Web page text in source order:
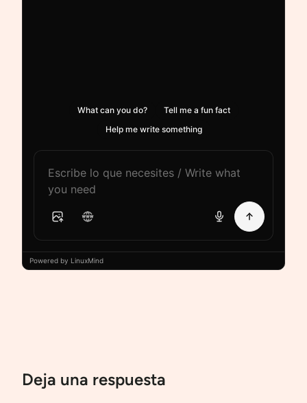
What can you do?
Tell me a fun fact
Help me write something
Powered by LinuxMind
Deja una respuesta